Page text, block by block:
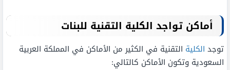
أماكن تواجد الكلية التقنية للبنات
توجد الكلية التقنية في الكثير من الأماكن في المملكة العربية
السعودية وتكون الأماكن كالتالي: